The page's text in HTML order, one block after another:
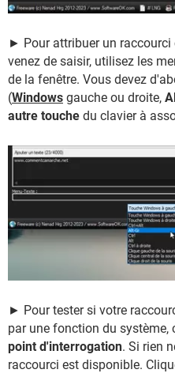
► Pour attribuer un raccourci
venez de saisir, utilisez les
de la fenêtre. Vous devez
(Windows gauche ou droite,
autre touche du clavier à
► Pour tester si votre
par une fonction du système,
point d'interrogation. Si rien
raccourci est disponible.